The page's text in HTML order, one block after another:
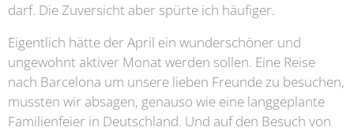
darf. Die Zuversicht aber spürte ich häufiger.
Eigentlich hätte der April ein wunderschöner und
ungewohnt aktiver Monat werden sollen. Eine Reise
nach Barcelona um unsere lieben Freunde zu besuchen,
mussten wir absagen, genauso wie eine langgeplante
Familienfeier in Deutschland. Und auf den Besuch von